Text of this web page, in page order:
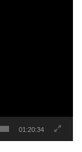
01:20:34